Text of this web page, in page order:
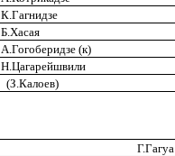
К.Гагнидзе
Б.Хасая
А.Гогоберидзе (к)
Н.Цагарейшвили
(З.Калоев)
Г.Гагуа